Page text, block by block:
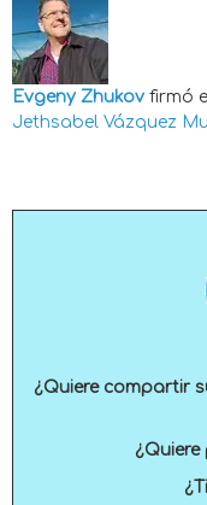
Evgeny Zhukov firmó
Jethsabel Vázquez
¿Quiere compartir